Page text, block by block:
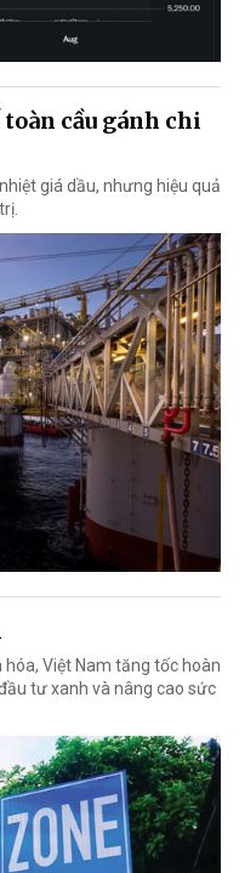
cầu gánh chi
giá dầu, nhưng hiệu quả
Việt Nam tăng tốc hoàn
tư xanh và nâng cao sức